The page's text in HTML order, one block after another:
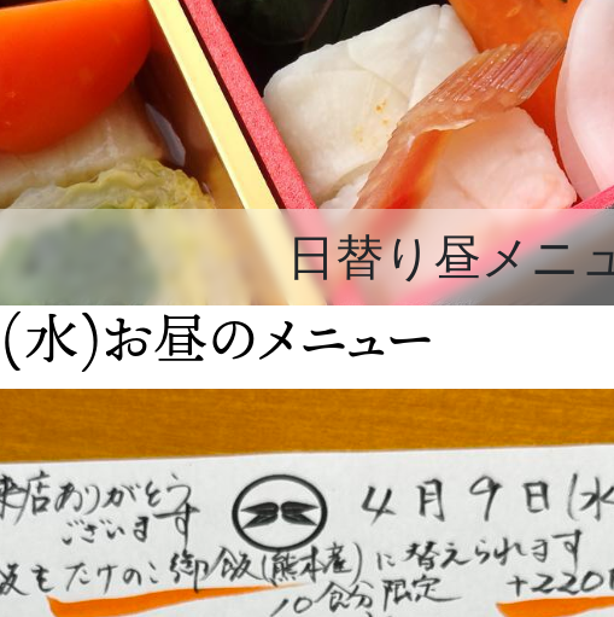
日替り昼メニ
)お昼のメニュー